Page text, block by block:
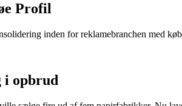
Profil
inden for reklamebranchen med
i opbrud